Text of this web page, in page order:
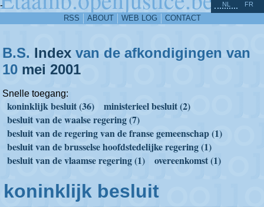
-
RSS ABOUT WEB LOG CONTACT
NL FR
B.S. Index van de afkondigingen van
10 mei 2001
Snelle toegang:
koninklijk besluit (36)
ministerieel besluit (2)
besluit van de waalse regering (7)
besluit van de regering van de franse gemeenschap (1)
besluit van de brusselse hoofdstedelijke regering (1)
besluit van de vlaamse regering (1)
overeenkomst (1)
koninklijk besluit
^